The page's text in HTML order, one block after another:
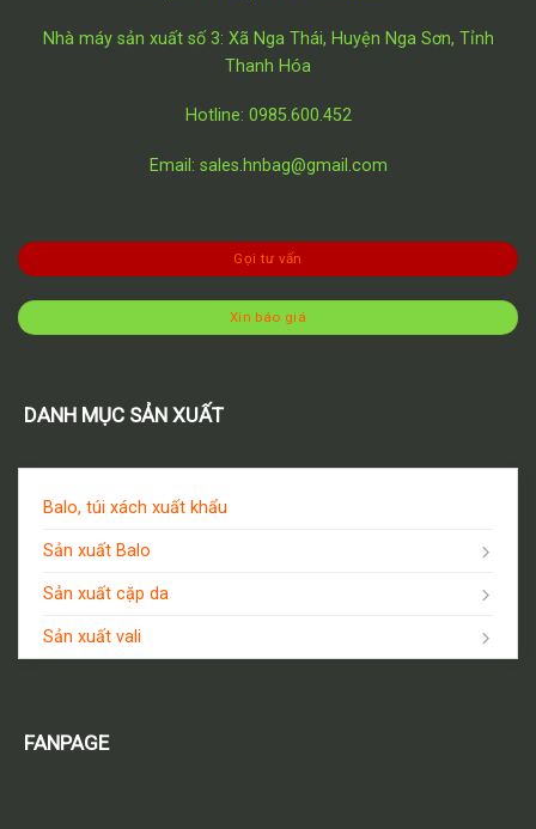
Nhà máy sản xuất số 3: Xã Nga Thái, Huyện Nga Sơn, Tỉnh
Thanh Hóa
Hotline: 0985.600.452
Email: sales.hnbag@gmail.com
Gọi tư vấn
Xin báo giá
DANH MỤC SẢN XUẤT
Balo, túi xách xuất khẩu
Sản xuất Balo
Sản xuất cặp da
Sản xuất vali
FANPAGE